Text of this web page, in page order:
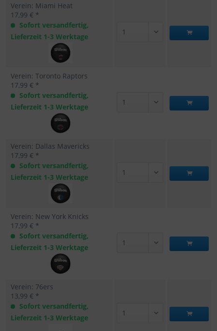
Verein: Miami Heat
17,99 € *
Sofort versandfertig,
Lieferzeit 1-3 Werktage
Verein: Toronto Raptors
17,99 € *
Sofort versandfertig,
Lieferzeit 1-3 Werktage
Verein: Dallas Mavericks
17,99 € *
Sofort versandfertig,
Lieferzeit 1-3 Werktage
Verein: New York Knicks
17,99 € *
Sofort versandfertig,
Lieferzeit 1-3 Werktage
Verein: 76ers
13,99 € *
Sofort versandfertig,
Lieferzeit 1-3 Werktage